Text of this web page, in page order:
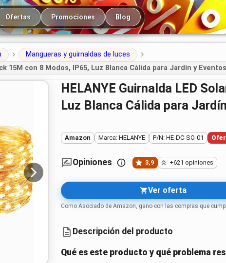
principal
Ofertas Promociones Blog
Mangueras y guirnaldas de luces
15M con 8 Modos, IP65, Luz Blanca Cálida para Jardín y Eventos
HELANYE Guirnalda LED Solar Exterior 2-Pack 15M con 8 Modos, IP65,
Luz Blanca Cálida para
Amazon Marca: HELANYE P/N: HE-DC-SO-01
Opiniones 3,9 +621 opiniones
Ver oferta
Como Asociado de Amazon, gano con las compras que
Descripción del producto
Qué es este producto y qué problema